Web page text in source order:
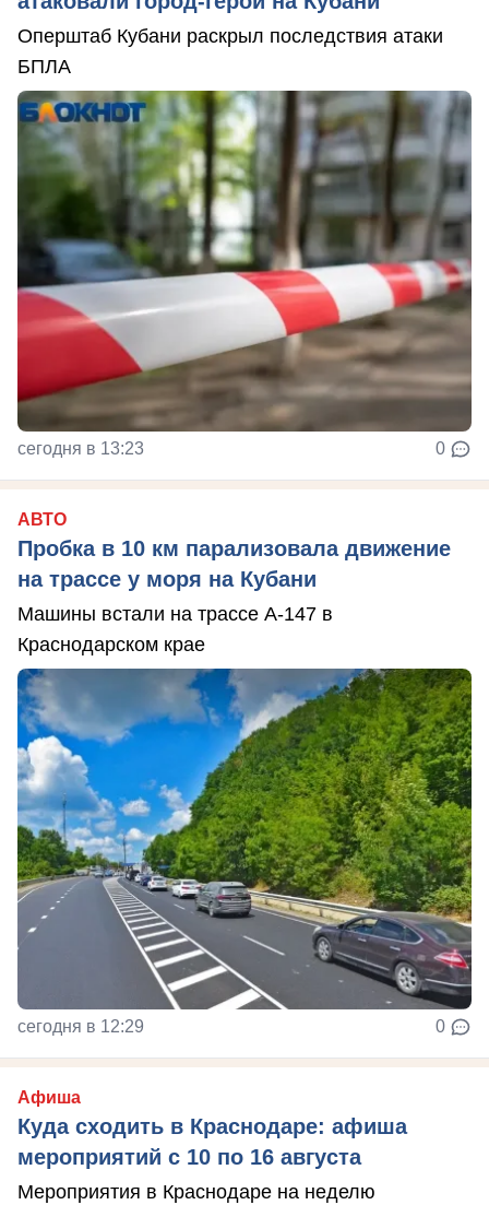
Оперштаб Кубани раскрыл последствия атаки
БПЛА
сегодня в 13:23 0
АВТО
Пробка в 10 км парализовала движение
на трассе у моря на Кубани
Машины встали на трассе А-147 в
Краснодарском крае
сегодня в 12:29 0
Афиша
Куда сходить в Краснодаре: афиша
мероприятий с 10 по 16 августа
Мероприятия в Краснодаре на неделю